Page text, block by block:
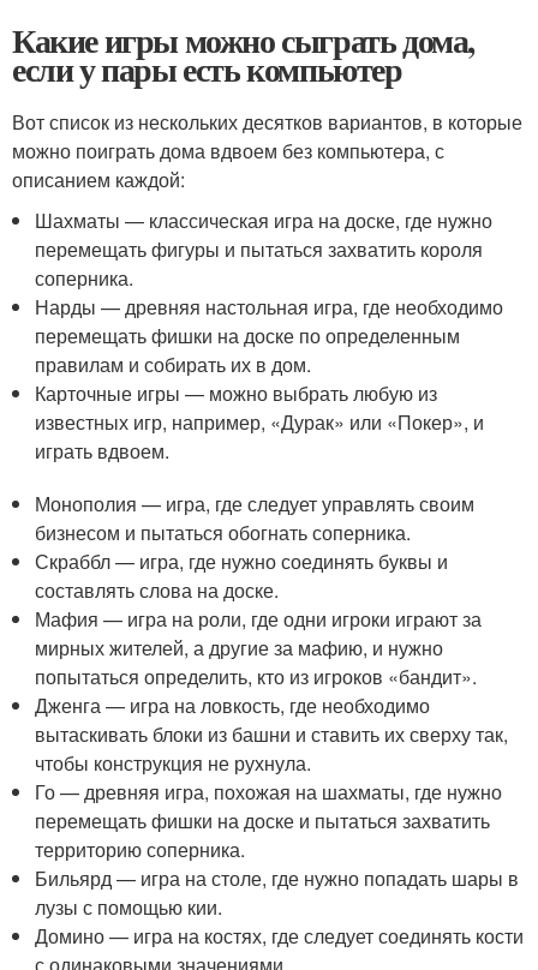
Какие игры можно сыграть дома,
если у пары есть компьютер
Вот список из нескольких десятков вариантов, в которые
можно поиграть дома вдвоем без компьютера, с
описанием каждой:
Шахматы — классическая игра на доске, где нужно
перемещать фигуры и пытаться захватить короля
соперника.
Нарды — древняя настольная игра, где необходимо
перемещать фишки на доске по определенным
правилам и собирать их в дом.
Карточные игры — можно выбрать любую из
известных игр, например, «Дурак» или «Покер», и
играть вдвоем.
Монополия — игра, где следует управлять своим
бизнесом и пытаться обогнать соперника.
Скраббл — игра, где нужно соединять буквы и
составлять слова на доске.
Мафия — игра на роли, где одни игроки играют за
мирных жителей, а другие за мафию, и нужно
попытаться определить, кто из игроков «бандит».
Дженга — игра на ловкость, где необходимо
вытаскивать блоки из башни и ставить их сверху так,
чтобы конструкция не рухнула.
Го — древняя игра, похожая на шахматы, где нужно
перемещать фишки на доске и пытаться захватить
территорию соперника.
Бильярд — игра на столе, где нужно попадать шары в
лузы с помощью кии.
Домино — игра на костях, где следует соединять кости